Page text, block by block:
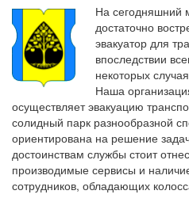
На сегодняшний
достаточно
эвакуатор для
впоследствии
некоторых
Наша
осуществляет эвакуацию
солидный парк разнообразной
ориентирована на решение
достоинствам службы стоит
производимые сервисы и
сотрудников, обладающих